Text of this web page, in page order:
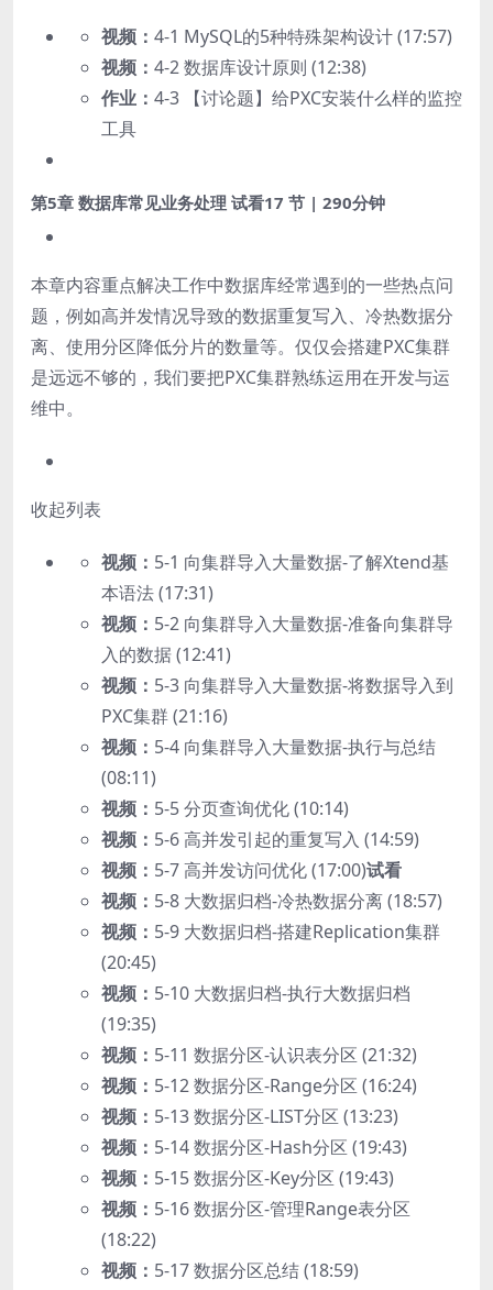
视频： 4-1 MySQL的5种特殊架构设计 (17:57)
视频： 4-2 数据库设计原则 (12:38)
作业： 4-3 【讨论题】给PXC安装什么样的监控
工具
第5章 数据库常见业务处理 试看17 节 | 290分钟
本章内容重点解决工作中数据库经常遇到的一些热点问
题，例如高并发情况导致的数据重复写入、冷热数据分
离、使用分区降低分片的数量等。仅仅会搭建PXC集群
是远远不够的，我们要把PXC集群熟练运用在开发与运
维中。
收起列表
视频： 5-1 向集群导入大量数据-了解Xtend基
本语法 (17:31)
视频： 5-2 向集群导入大量数据-准备向集群导
入的数据 (12:41)
视频： 5-3 向集群导入大量数据-将数据导入到
PXC集群 (21:16)
视频： 5-4 向集群导入大量数据-执行与总结
(08:11)
视频： 5-5 分页查询优化 (10:14)
视频： 5-6 高并发引起的重复写入 (14:59)
视频： 5-7 高并发访问优化 (17:00)试看
视频： 5-8 大数据归档-冷热数据分离 (18:57)
视频： 5-9 大数据归档-搭建Replication集群
(20:45)
视频： 5-10 大数据归档-执行大数据归档
(19:35)
视频： 5-11 数据分区-认识表分区 (21:32)
视频： 5-12 数据分区-Range分区 (16:24)
视频： 5-13 数据分区-LIST分区 (13:23)
视频： 5-14 数据分区-Hash分区 (19:43)
视频： 5-15 数据分区-Key分区 (19:43)
视频： 5-16 数据分区-管理Range表分区
(18:22)
视频： 5-17 数据分区总结 (18:59)